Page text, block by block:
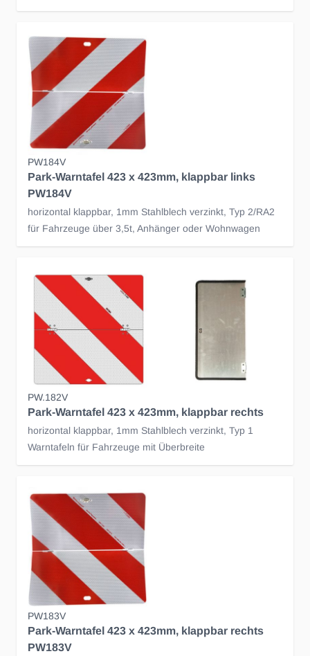
PW184V
Park-Warntafel 423 x 423mm, klappbar links
PW184V
horizontal klappbar, 1mm Stahlblech verzinkt, Typ 2/RA2
für Fahrzeuge über 3,5t, Anhänger oder Wohnwagen
PW.182V
Park-Warntafel 423 x 423mm, klappbar rechts
horizontal klappbar, 1mm Stahlblech verzinkt, Typ 1
Warntafeln für Fahrzeuge mit Überbreite
PW183V
Park-Warntafel 423 x 423mm, klappbar rechts
PW183V